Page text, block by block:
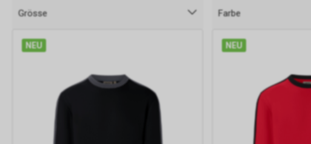
Grösse Farbe
NEU NEU